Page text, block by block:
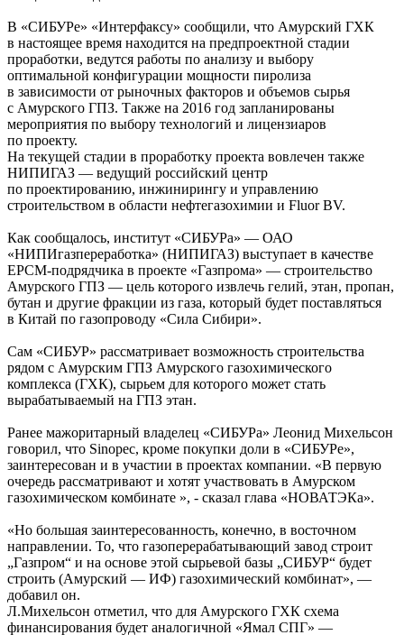
В «СИБУРе» «Интерфаксу» сообщили, что Амурский ГХК
в настоящее время находится на предпроектной стадии
проработки, ведутся работы по анализу и выбору
оптимальной конфигурации мощности пиролиза
в зависимости от рыночных факторов и объемов сырья
с Амурского ГПЗ. Также на 2016 год запланированы
мероприятия по выбору технологий и лицензиаров
по проекту.
На текущей стадии в проработку проекта вовлечен также
НИПИГАЗ — ведущий российский центр
по проектированию, инжинирингу и управлению
строительством в области нефтегазохимии и Fluor BV.
Как сообщалось, институт «СИБУРа» — ОАО
«НИПИгазпереработка» (НИПИГАЗ) выступает в качестве
EPCM-подрядчика в проекте «Газпрома» — строительство
Амурского ГПЗ — цель которого извлечь гелий, этан, пропан,
бутан и другие фракции из газа, который будет поставляться
в Китай по газопроводу «Сила Сибири».
Сам «СИБУР» рассматривает возможность строительства
рядом с Амурским ГПЗ Амурского газохимического
комплекса (ГХК), сырьем для которого может стать
вырабатываемый на ГПЗ этан.
Ранее мажоритарный владелец «СИБУРа» Леонид Михельсон
говорил, что Sinopec, кроме покупки доли в «СИБУРе»,
заинтересован и в участии в проектах компании. «В первую
очередь рассматривают и хотят участвовать в Амурском
газохимическом комбинате », - сказал глава «НОВАТЭКа».
«Но большая заинтересованность, конечно, в восточном
направлении. То, что газоперерабатывающий завод строит
„Газпром“ и на основе этой сырьевой базы „СИБУР“ будет
строить (Амурский — ИФ) газохимический комбинат», —
добавил он.
Л.Михельсон отметил, что для Амурского ГХК схема
финансирования будет аналогичной «Ямал СПГ» —